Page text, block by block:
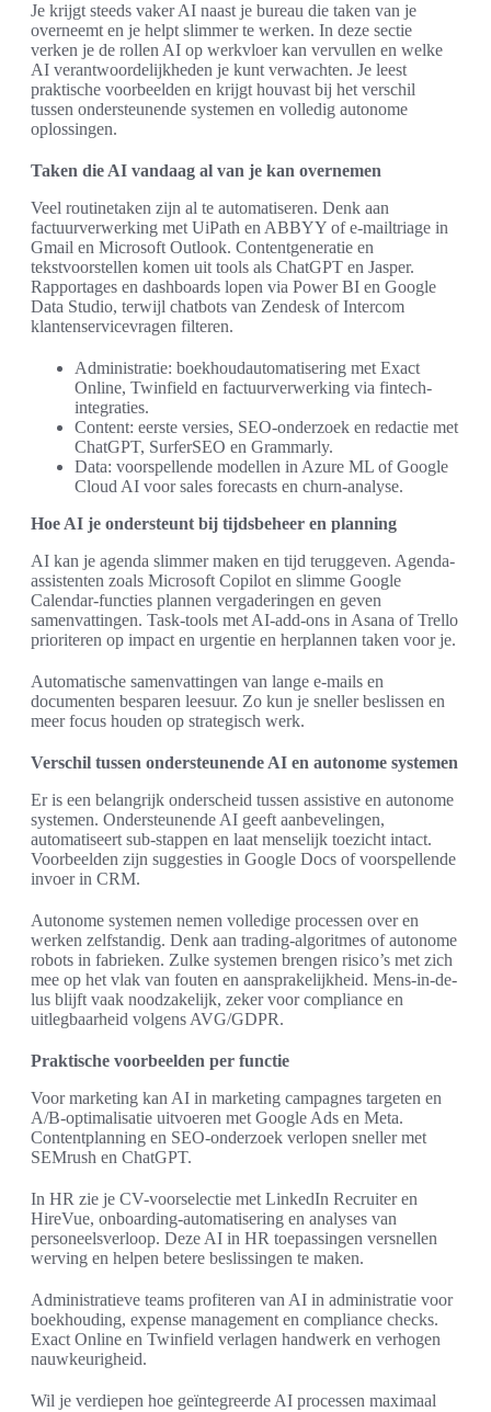
Je krijgt steeds vaker AI naast je bureau die taken van je
overneemt en je helpt slimmer te werken. In deze sectie
verken je de rollen AI op werkvloer kan vervullen en welke
AI verantwoordelijkheden je kunt verwachten. Je leest
praktische voorbeelden en krijgt houvast bij het verschil
tussen ondersteunende systemen en volledig autonome
oplossingen.
Taken die AI vandaag al van je kan overnemen
Veel routinetaken zijn al te automatiseren. Denk aan
factuurverwerking met UiPath en ABBYY of e-mailtriage in
Gmail en Microsoft Outlook. Contentgeneratie en
tekstvoorstellen komen uit tools als ChatGPT en Jasper.
Rapportages en dashboards lopen via Power BI en Google
Data Studio, terwijl chatbots van Zendesk of Intercom
klantenservicevragen filteren.
Administratie: boekhoudautomatisering met Exact
Online, Twinfield en factuurverwerking via fintech-
integraties.
Content: eerste versies, SEO-onderzoek en redactie met
ChatGPT, SurferSEO en Grammarly.
Data: voorspellende modellen in Azure ML of Google
Cloud AI voor sales forecasts en churn-analyse.
Hoe AI je ondersteunt bij tijdsbeheer en planning
AI kan je agenda slimmer maken en tijd teruggeven. Agenda-
assistenten zoals Microsoft Copilot en slimme Google
Calendar-functies plannen vergaderingen en geven
samenvattingen. Task-tools met AI-add-ons in Asana of Trello
prioriteren op impact en urgentie en herplannen taken voor je.
Automatische samenvattingen van lange e-mails en
documenten besparen leesuur. Zo kun je sneller beslissen en
meer focus houden op strategisch werk.
Verschil tussen ondersteunende AI en autonome systemen
Er is een belangrijk onderscheid tussen assistive en autonome
systemen. Ondersteunende AI geeft aanbevelingen,
automatiseert sub-stappen en laat menselijk toezicht intact.
Voorbeelden zijn suggesties in Google Docs of voorspellende
invoer in CRM.
Autonome systemen nemen volledige processen over en
werken zelfstandig. Denk aan trading-algoritmes of autonome
robots in fabrieken. Zulke systemen brengen risico’s met zich
mee op het vlak van fouten en aansprakelijkheid. Mens-in-de-
lus blijft vaak noodzakelijk, zeker voor compliance en
uitlegbaarheid volgens AVG/GDPR.
Praktische voorbeelden per functie
Voor marketing kan AI in marketing campagnes targeten en
A/B-optimalisatie uitvoeren met Google Ads en Meta.
Contentplanning en SEO-onderzoek verlopen sneller met
SEMrush en ChatGPT.
In HR zie je CV-voorselectie met LinkedIn Recruiter en
HireVue, onboarding-automatisering en analyses van
personeelsverloop. Deze AI in HR toepassingen versnellen
werving en helpen betere beslissingen te maken.
Administratieve teams profiteren van AI in administratie voor
boekhouding, expense management en compliance checks.
Exact Online en Twinfield verlagen handwerk en verhogen
nauwkeurigheid.
Wil je verdiepen hoe geïntegreerde AI processen maximaal